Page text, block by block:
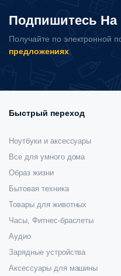
000 сум
на
странице
товара.
Подпишитесь На
Получайте по электронной
предложениях.
Быстрый переход
Ноутбуки и аксессуары
Все для умного дома
Образ жизни
Бытовая техника
Товары для животных
Часы, Фитнес-браслеты
Аудио
Зарядные устройства
Аксессуары для машины